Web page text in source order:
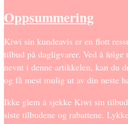
Oppsummering
Kiwi sin kundeavis er en flott
tilbud på dagligvarer. Ved å følge
nevnt i denne artikkelen, kan du
og få mest mulig ut av din neste
Ikke glem å sjekke Kiwi sin
siste tilbudene og rabattene.